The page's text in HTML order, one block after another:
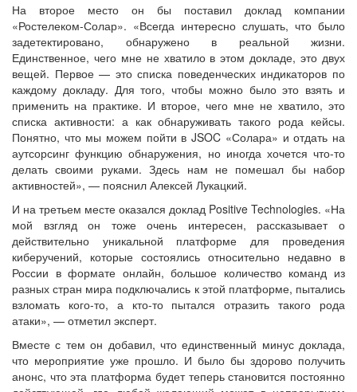
На второе место он бы поставил доклад компании
«Ростелеком-Солар». «Всегда интересно слушать, что было
задетектировано, обнаружено в реальной жизни.
Единственное, чего мне не хватило в этом докладе, это двух
вещей. Первое — это списка поведенческих индикаторов по
каждому докладу. Для того, чтобы можно было это взять и
применить на практике. И второе, чего мне не хватило, это
списка активности: а как обнаруживать такого рода кейсы.
Понятно, что мы можем пойти в JSOC «Солара» и отдать на
аутсорсинг функцию обнаружения, но иногда хочется что-то
делать своими руками. Здесь нам не помешал бы набор
активностей», — пояснил Алексей Лукацкий.
И на третьем месте оказался доклад Positive Technologies. «На
мой взгляд он тоже очень интересен, рассказывает о
действительно уникальной платформе для проведения
киберучений, которые состоялись относительно недавно в
России в формате онлайн, большое количество команд из
разных стран мира подключались к этой платформе, пытались
взломать кого-то, а кто-то пытался отразить такого рода
атаки», — отметил эксперт.
Вместе с тем он добавил, что единственный минус доклада,
что мероприятие уже прошло. И было бы здорово получить
анонс, что эта платформа будет теперь становится постоянно